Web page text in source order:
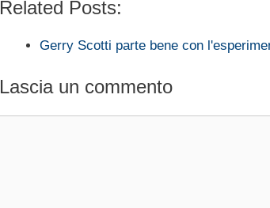
Related Posts:
Gerry Scotti parte bene con
Lascia un commento